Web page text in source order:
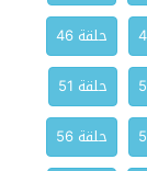
حلقة 46
حلقة 51
حلقة 56